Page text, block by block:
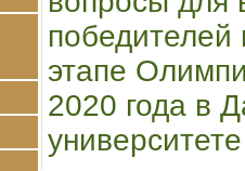
победителей
этапе
2020 года в